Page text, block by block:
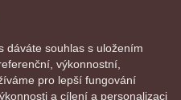
dáváte souhlas s uložením
výkonnostní,
pro lepší fungování
a cílení a personalizaci